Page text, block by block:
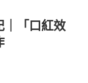
｜「口紅效